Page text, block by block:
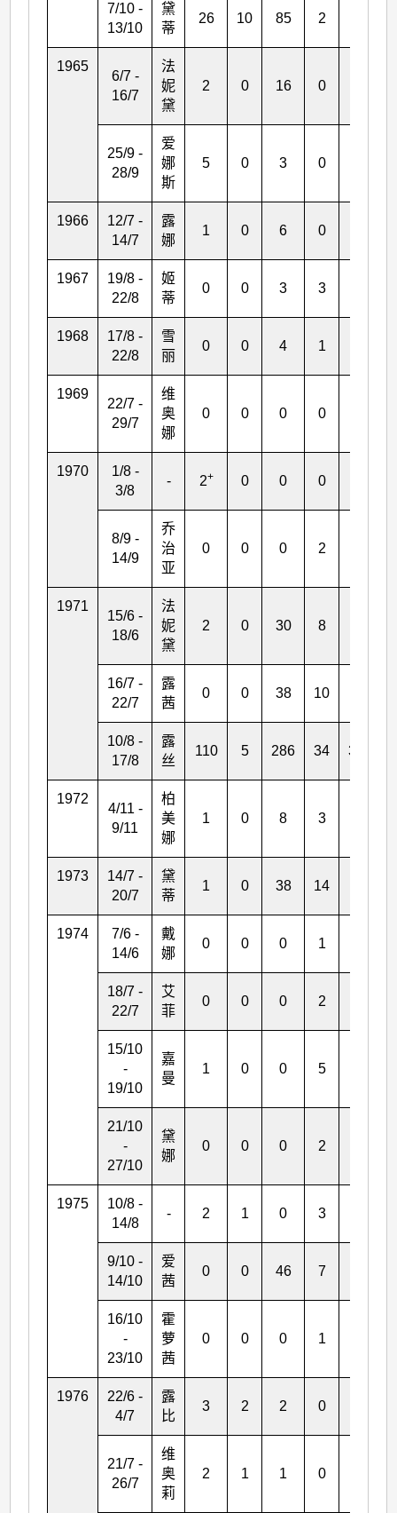
7/10 -
13/10
黛
蒂
26 10 85 2
1965
6/7 -
16/7
法
妮
黛
2 0 16 0
25/9 -
28/9
爱
娜
斯
5 0 3 0
1966
12/7 -
14/7
露
娜
1 0 6 0
1967
19/8 -
22/8
姬
蒂
0 0 3 3
1968
17/8 -
22/8
雪
丽
0 0 4 1
1969
22/7 -
29/7
维
奥
娜
0 0 0 0
1970
1/8 -
3/8
- 2+ 0 0 0
8/9 -
14/9
乔
治
亚
0 0 0 2
1971
15/6 -
18/6
法
妮
黛
2 0 30 8
16/7 -
22/7
露
茜
0 0 38 10
10/8 -
17/8
露
丝
110 5 286 34 303
1972
4/11 -
9/11
柏
美
娜
1 0 8 3
1973
14/7 -
20/7
黛
蒂
1 0 38 14
1974
7/6 -
14/6
戴
娜
0 0 0 1
18/7 -
22/7
艾
菲
0 0 0 2
15/10
-
19/10
嘉
曼
1 0 0 5
21/10
-
27/10
黛
娜
0 0 0 2
1975
10/8 -
14/8
- 2 1 0 3
9/10 -
14/10
爱
茜
0 0 46 7
16/10
-
23/10
霍
萝
茜
0 0 0 1
1976
22/6 -
4/7
露
比
3 2 2 0
21/7 -
26/7
维
奥
莉
2 1 1 0